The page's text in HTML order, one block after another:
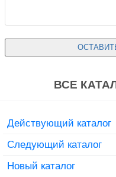
ВСЕ
Действующий каталог
Следующий каталог
Новый каталог